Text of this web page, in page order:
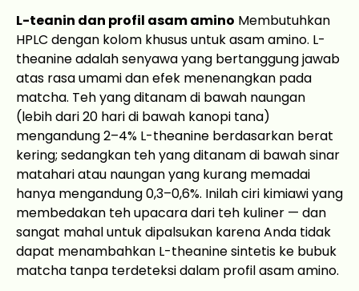
L-teanin dan profil asam amino Membutuhkan
HPLC dengan kolom khusus untuk asam amino. L-
theanine adalah senyawa yang bertanggung jawab
atas rasa umami dan efek menenangkan pada
matcha. Teh yang ditanam di bawah naungan
(lebih dari 20 hari di bawah kanopi tana)
mengandung 2–4% L-theanine berdasarkan berat
kering; sedangkan teh yang ditanam di bawah sinar
matahari atau naungan yang kurang memadai
hanya mengandung 0,3–0,6%. Inilah ciri kimiawi yang
membedakan teh upacara dari teh kuliner — dan
sangat mahal untuk dipalsukan karena Anda tidak
dapat menambahkan L-theanine sintetis ke bubuk
matcha tanpa terdeteksi dalam profil asam amino.